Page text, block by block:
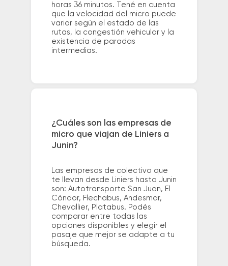
horas 36 minutos. Tené en cuenta
que la velocidad del micro puede
variar según el estado de las
rutas, la congestión vehicular y la
existencia de paradas
intermedias.
¿Cuáles son las empresas de
micro que viajan de Liniers a
Junin?
Las empresas de colectivo que
te llevan desde Liniers hasta Junin
son: Autotransporte San Juan, El
Cóndor, Flechabus, Andesmar,
Chevallier, Platabus. Podés
comparar entre todas las
opciones disponibles y elegir el
pasaje que mejor se adapte a tu
búsqueda.